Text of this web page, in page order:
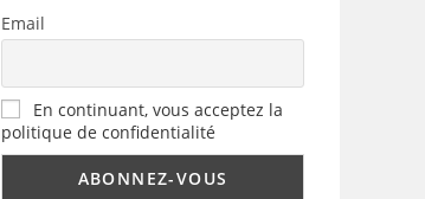
Email
En continuant, vous acceptez la
politique de confidentialité